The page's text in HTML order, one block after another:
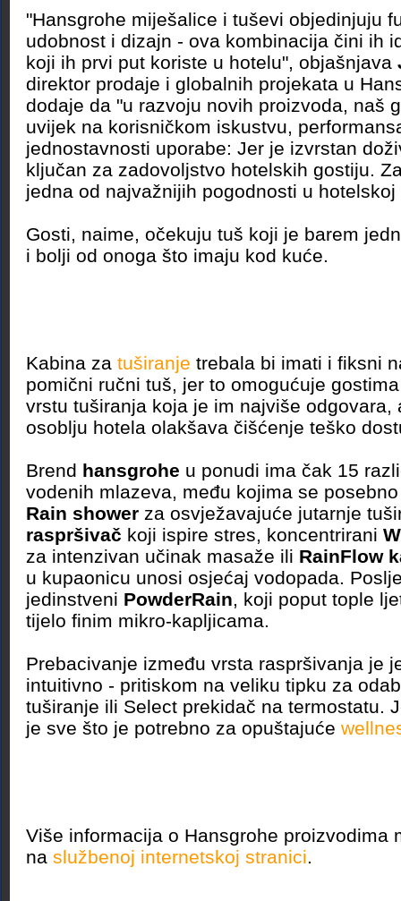
"Hansgrohe miješalice i tuševi objedinjuju
udobnost i dizajn - ova kombinacija čini ih
koji ih prvi put koriste u hotelu", objašnjava
direktor prodaje i globalnih projekata u
dodaje da "u razvoju novih proizvoda, naš
uvijek na korisničkom iskustvu,
jednostavnosti uporabe: Jer je izvrstan
ključan za zadovoljstvo hotelskih gostiju.
jedna od najvažnijih pogodnosti u hotelskoj
Gosti, naime, očekuju tuš koji je barem
i bolji od onoga što imaju kod kuće.
Kabina za tuširanje trebala bi imati i fiksni
pomični ručni tuš, jer to omogućuje
vrstu tuširanja koja je im najviše odgovara,
osoblju hotela olakšava čišćenje teško
Brend hansgrohe u ponudi ima čak 15
vodenih mlazeva, među kojima se
Rain shower za osvježavajuće jutarnje
raspršivač koji ispire stres, koncentrirani
za intenzivan učinak masaže ili RainFlow
u kupaonicu unosi osjećaj vodopada.
jedinstveni PowderRain, koji poput tople
tijelo finim mikro-kapljicama.
Prebacivanje između vrsta raspršivanja je
intuitivno - pritiskom na veliku tipku za
tuširanje ili Select prekidač na termostatu.
je sve što je potrebno za opuštajuće
Više informacija o Hansgrohe proizvodima
na službenoj internetskoj stranici.